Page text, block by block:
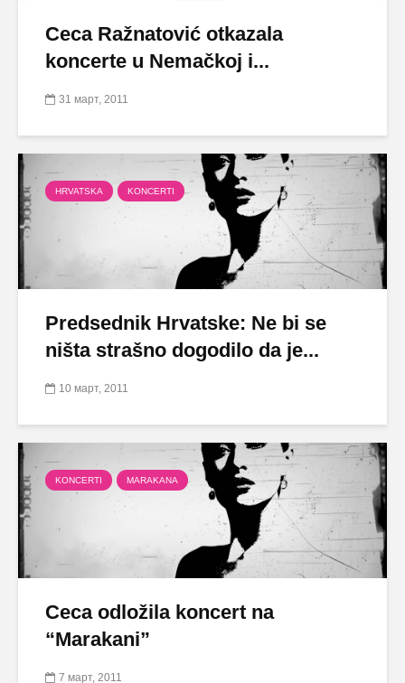
Ceca Ražnatović otkazala
koncerte u Nemačkoj i...
31 март, 2011
HRVATSKA KONCERTI
Predsednik Hrvatske: Ne bi se
ništa strašno dogodilo da je...
10 март, 2011
KONCERTI MARAKANA
Ceca odložila koncert na
“Marakani”
7 март, 2011